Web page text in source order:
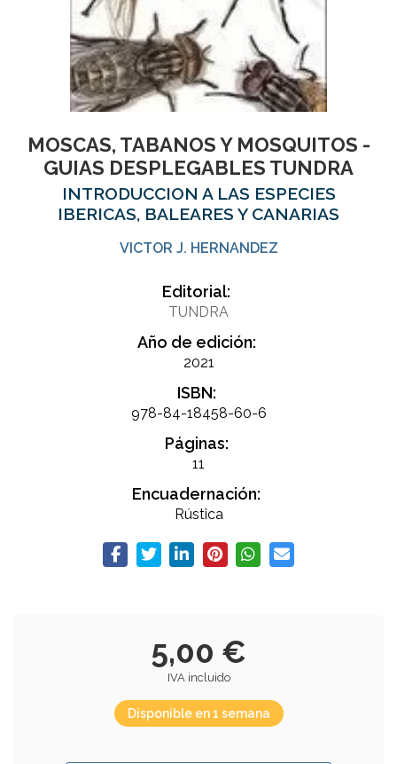
MOSCAS, TABANOS Y MOSQUITOS -
GUIAS DESPLEGABLES TUNDRA
INTRODUCCION A LAS ESPECIES
IBERICAS, BALEARES Y CANARIAS
VICTOR J. HERNANDEZ
Editorial:
TUNDRA
Año de edición:
2021
ISBN:
978-84-18458-60-6
Páginas:
11
Encuadernación:
Rústica
5,00 €
IVA incluido
Disponible en 1 semana